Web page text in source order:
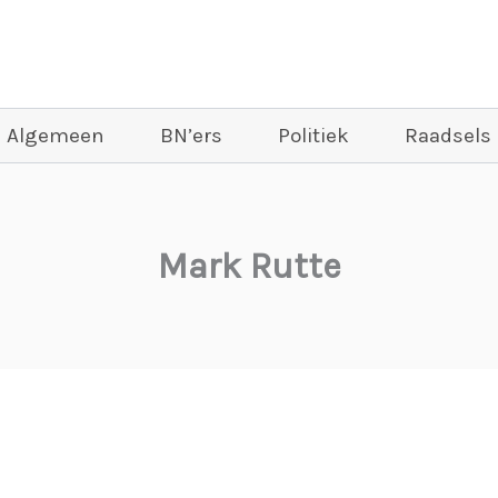
Algemeen BN’ers Politiek Raadsels
Mark Rutte